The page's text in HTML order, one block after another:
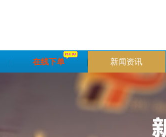
在线下单 新闻资讯